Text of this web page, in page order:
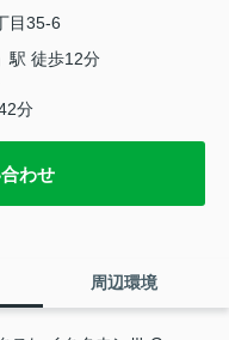
目35-6
」駅 徒歩12分
分
わせ
周辺環境